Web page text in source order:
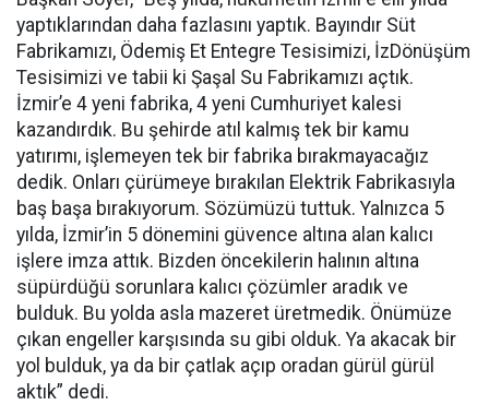
yaptıklarından daha fazlasını yaptık. Bayındır Süt
Fabrikamızı, Ödemiş Et Entegre Tesisimizi, İzDönüşüm
Tesisimizi ve tabii ki Şaşal Su Fabrikamızı açtık.
İzmir’e 4 yeni fabrika, 4 yeni Cumhuriyet kalesi
kazandırdık. Bu şehirde atıl kalmış tek bir kamu
yatırımı, işlemeyen tek bir fabrika bırakmayacağız
dedik. Onları çürümeye bırakılan Elektrik Fabrikasıyla
baş başa bırakıyorum. Sözümüzü tuttuk. Yalnızca 5
yılda, İzmir’in 5 dönemini güvence altına alan kalıcı
işlere imza attık. Bizden öncekilerin halının altına
süpürdüğü sorunlara kalıcı çözümler aradık ve
bulduk. Bu yolda asla mazeret üretmedik. Önümüze
çıkan engeller karşısında su gibi olduk. Ya akacak bir
yol bulduk, ya da bir çatlak açıp oradan gürül gürül
aktık” dedi.